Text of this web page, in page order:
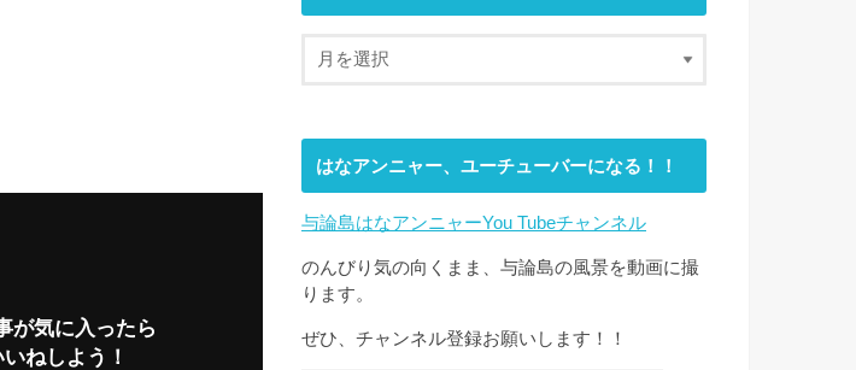
が気に入ったら
いねしよう！
はなアンニャー、ユーチューバーになる！！
与論島はなアンニャーYou Tubeチャンネル
のんびり気の向くまま、与論島の風景を動画に撮
ります。
ぜひ、チャンネル登録お願いします！！